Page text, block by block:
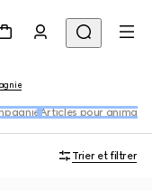
Articles pour
Trier et filtrer